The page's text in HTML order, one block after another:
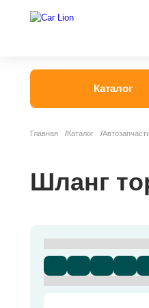
Каталог
Главная Каталог
Шланг